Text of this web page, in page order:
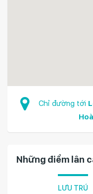
Chỉ đường tới
Những điểm lân
LƯU TRÚ